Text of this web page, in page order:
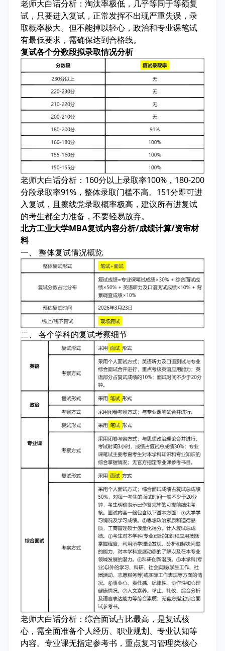
老师大白话分析： 淘汰率极低，几乎等同于等额复
试，只要进入复试，正常发挥不出现严重失误，录
取概率极大。但不能掉以轻心，政治和专业课笔试
有最低要求，需确保达到合格线。
复试各个分数段拟录取情况分析
老师大白话分析： 160分以上录取率100%，180-200
分段录取率91%，整体录取门槛不高。151分即可进
入复试，且擦线党录取概率极高，建议所有进复试
的考生都全力准备，不要轻易放弃。
北方工业大学MBA复试内容分析/成绩计算/资审材
料
一、 整体复试情况概览
二、 各个学科的复试考察细节
老师大白话分析： 综合面试占比最高，是复试核
心，需全面准备个人经历、职业规划、专业认知等
内容。专业课无指定参考书，重点复习管理类核心